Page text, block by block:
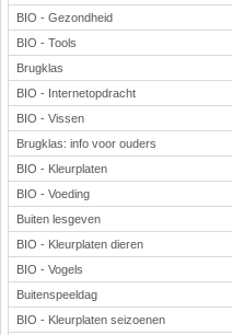
BIO - Gezondheid
BIO - Tools
Brugklas
BIO - Internetopdracht
BIO - Vissen
Brugklas: info voor ouders
BIO - Kleurplaten
BIO - Voeding
Buiten lesgeven
BIO - Kleurplaten dieren
BIO - Vogels
Buitenspeeldag
BIO - Kleurplaten seizoenen